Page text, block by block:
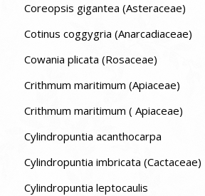
Coreopsis gigantea (Asteraceae)
Cotinus coggygria (Anarcadiaceae)
Cowania plicata (Rosaceae)
Crithmum maritimum (Apiaceae)
Crithmum maritimum ( Apiaceae)
Cylindropuntia acanthocarpa
Cylindropuntia imbricata (Cactaceae)
Cylindropuntia leptocaulis